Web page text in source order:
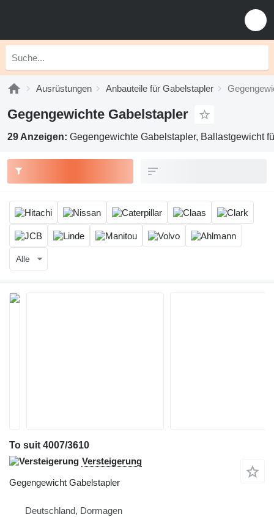
Ausrüstungen Anbauteile für Gabelstapler
Gegengewichte Gabelstapler
29 Anzeigen: Gegengewichte Gabelstapler, Ballastgewicht
Alle
To suit 4007/3610
Versteigerung
Gegengewicht Gabelstapler
Deutschland, Dormagen